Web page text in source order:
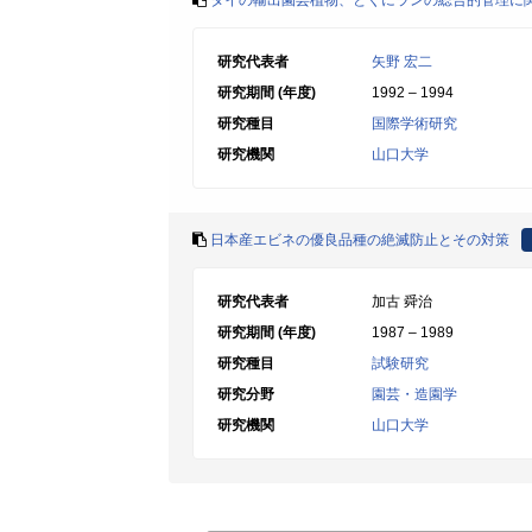
研究代表者
矢野 宏二
研究期間 (年度)
1992 – 1994
研究種目
国際学術研究
研究機関
山口大学
日本産エビネの優良品種の絶滅防止とその対策
研究代表者
加古 舜治
研究期間 (年度)
1987 – 1989
研究種目
試験研究
研究分野
園芸・造園学
研究機関
山口大学